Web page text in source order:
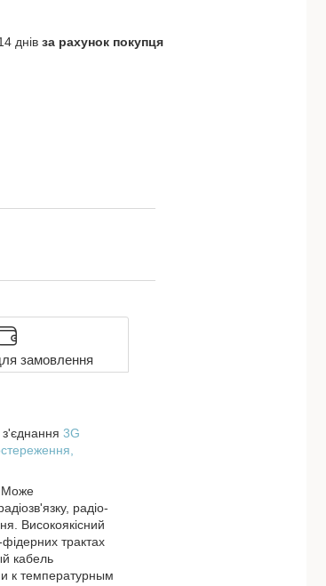
днів за рахунок покупця
замовлення
3G
Може
радіо-
Високоякісний
трактах
кабель
к температурным